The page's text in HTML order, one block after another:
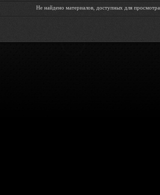
Не найдено материалов, доступных для просмотра